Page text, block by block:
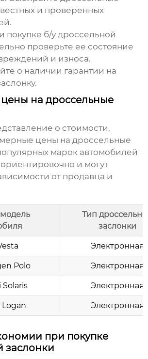
и проверенных
покупке б/у дроссельной
проверьте ее состояние
и износа.
о наличии гарантии на
на дроссельные
о стоимости,
цены на дроссельные
марок автомобилей
и могут
от продавца и
Тип
заслонки
Электронная
Polo Электронная
Solaris Электронная
Logan Электронная
при покупке
заслонки